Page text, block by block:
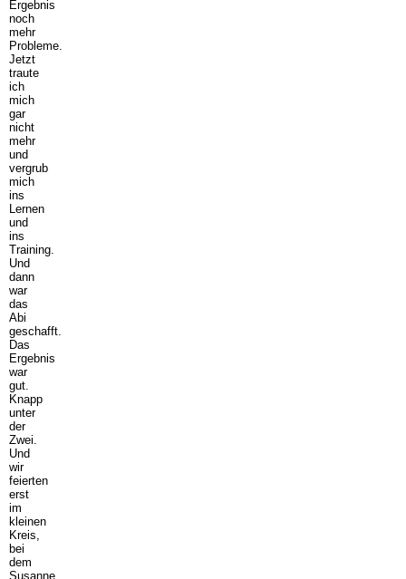
Ergebnis
noch
mehr
Probleme.
Jetzt
traute
ich
mich
gar
nicht
mehr
und
vergrub
mich
ins
Lernen
und
ins
Training.
Und
dann
war
das
Abi
geschafft.
Das
Ergebnis
war
gut.
Knapp
unter
der
Zwei.
Und
wir
feierten
erst
im
kleinen
Kreis,
bei
dem
Susanne